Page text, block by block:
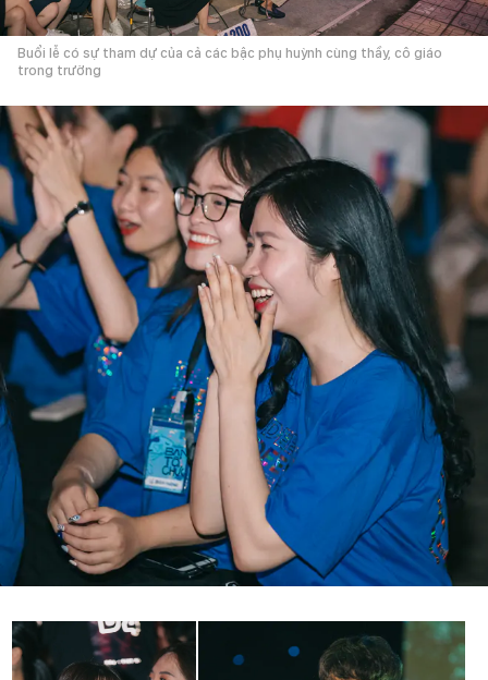
Buổi lễ có sự tham dự của cả các bậc phụ huỳnh cùng thầy, cô giáo
trong trường